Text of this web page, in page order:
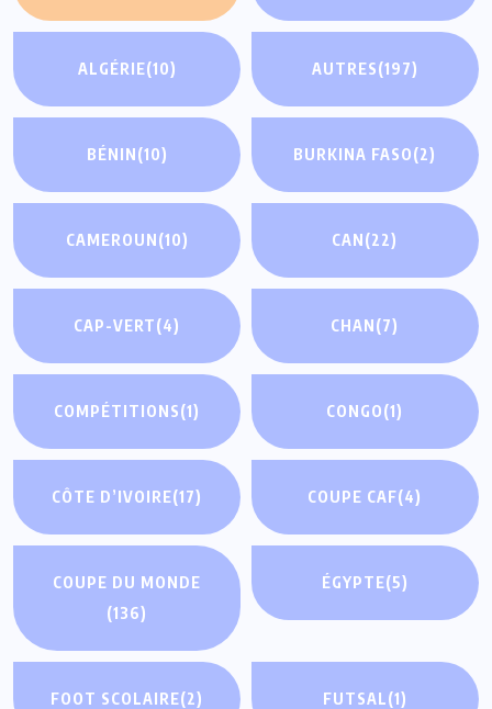
ALGÉRIE(10) AUTRES(197)
BÉNIN(10) BURKINA FASO(2)
CAMEROUN(10) CAN(22)
CAP-VERT(4) CHAN(7)
COMPÉTITIONS(1) CONGO(1)
CÔTE D’IVOIRE(17) COUPE CAF(4)
COUPE DU MONDE
(136)
ÉGYPTE(5)
FOOT SCOLAIRE(2) FUTSAL(1)